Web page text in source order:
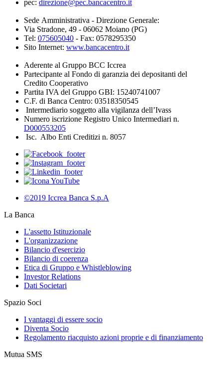
pec: direzione@pec.bancacentro.it
Sede Amministrativa - Direzione Generale:
Via Stradone, 49 - 06062 Moiano (PG)
Tel: 075605040 - Fax: 0578295350
Sito Internet: www.bancacentro.it
Aderente al Gruppo BCC Iccrea
Partecipante al Fondo di garanzia dei depositanti del
Credito Cooperativo
Partita IVA del Gruppo GBI: 15240741007
C.F. di Banca Centro: 03518350545
Intermediario soggetto alla vigilanza dell’Ivass
Numero iscrizione Registro Unico Intermediari n.
D000553205
Isc. Albo Enti Creditizi n. 8057
©2019 Iccrea Banca S.p.A
La Banca
L'assetto Istituzionale
L'organizzazione
Bilancio d'esercizio
Bilancio di coerenza
Etica di Gruppo e Whistleblowing
Investor Relations
Dati Societari
Spazio Soci
I vantaggi di essere socio
Diventa Socio
Regolamento riacquisto azioni proprie e di finanziamento
Mutua SMS